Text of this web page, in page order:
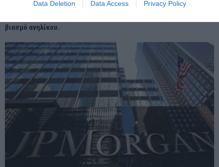
Data Deletion Data Access Privacy Policy
βιασμό ανηλίκου.